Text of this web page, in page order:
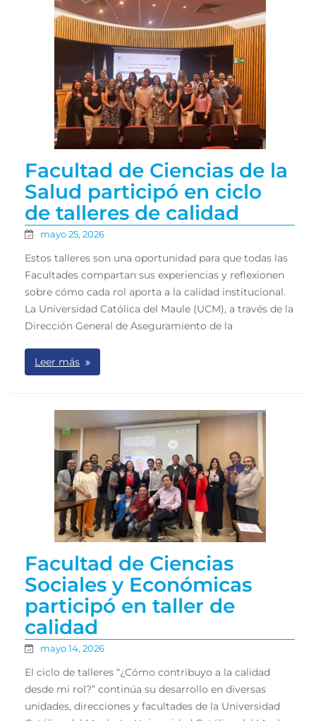
Facultad de Ciencias de la
Salud participó en ciclo
de talleres de calidad
mayo 25, 2026
Estos talleres son una oportunidad para que todas las
Facultades compartan sus experiencias y reflexionen
sobre cómo cada rol aporta a la calidad institucional.
La Universidad Católica del Maule (UCM), a través de la
Dirección General de Aseguramiento de la
Leer más
Facultad de Ciencias
Sociales y Económicas
participó en taller de
calidad
mayo 14, 2026
El ciclo de talleres “¿Cómo contribuyo a la calidad
desde mi rol?” continúa su desarrollo en diversas
unidades, direcciones y facultades de la Universidad